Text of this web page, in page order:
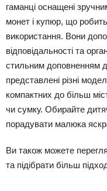
гаманці оснащені
монет і купюр, що
використання. Вони
відповідальності та
стильним доповненням
представлені різні
компактних до більш
чи сумку. Обирайте
порадувати малюка
Ви також можете
та підібрати більш